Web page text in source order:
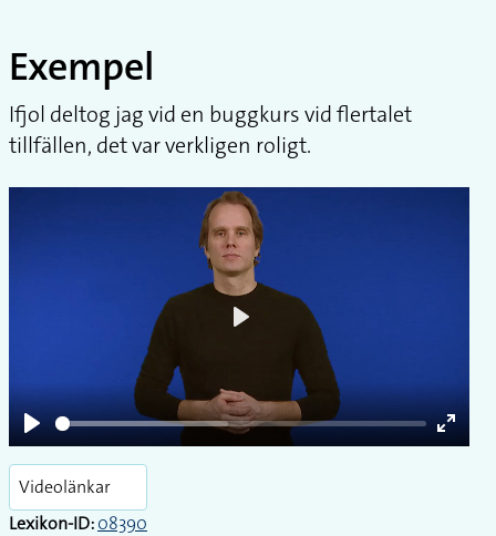
Exempel
Ifjol deltog jag vid en buggkurs vid flertalet
tillfällen, det var verkligen roligt.
Play
Enter
Videolänkar
Lexikon-ID:08390